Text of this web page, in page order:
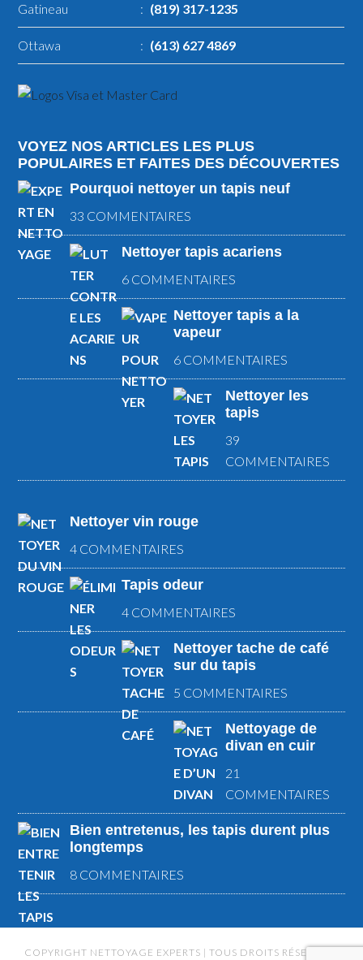
Gatineau : (819) 317-1235
Ottawa : (613) 627 4869
VOYEZ NOS ARTICLES LES PLUS
POPULAIRES ET FAITES DES DÉCOUVERTES
Pourquoi nettoyer un tapis neuf
33 COMMENTAIRES
Nettoyer tapis acariens
6 COMMENTAIRES
Nettoyer tapis a la
vapeur
6 COMMENTAIRES
Nettoyer les
tapis
39
COMMENTAIRES
Nettoyer vin rouge
4 COMMENTAIRES
Tapis odeur
4 COMMENTAIRES
Nettoyer tache de café
sur du tapis
5 COMMENTAIRES
Nettoyage de
divan en cuir
21
COMMENTAIRES
Bien entretenus, les tapis durent plus
longtemps
8 COMMENTAIRES
COPYRIGHT NETTOYAGE EXPERTS | TOUS DROITS RÉSERVÉS |